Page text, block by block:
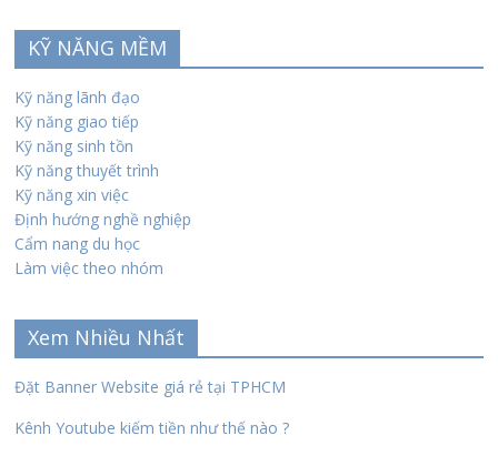
KỸ NĂNG MỀM
Kỹ năng lãnh đạo
Kỹ năng giao tiếp
Kỹ năng sinh tồn
Kỹ năng thuyết trình
Kỹ năng xin việc
Định hướng nghề nghiệp
Cẩm nang du học
Làm việc theo nhóm
Xem Nhiều Nhất
Đặt Banner Website giá rẻ tại TPHCM
Kênh Youtube kiếm tiền như thế nào ?